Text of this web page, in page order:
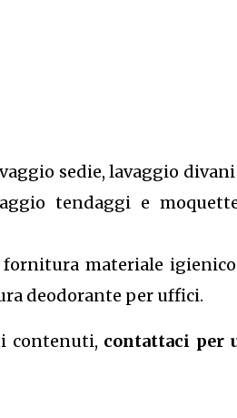
sedie, lavaggio
tendaggi e
materiale
deodorante per uffici.
contenuti, contattaci per